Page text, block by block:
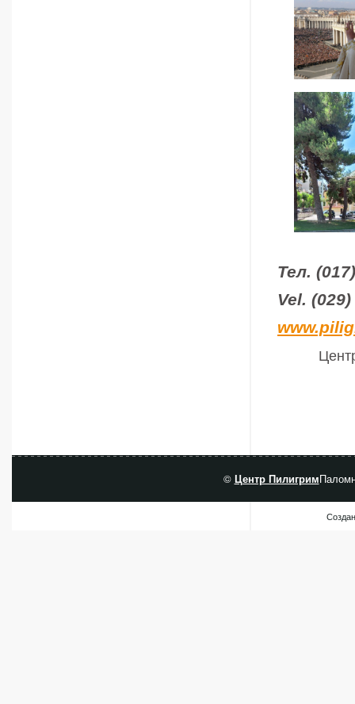
Тел.
Vel. (029)
© Центр Пилигрим